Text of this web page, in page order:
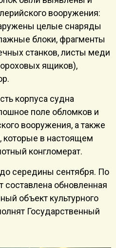
вооружения:
целые снаряды
блоки, фрагменты
станков, листы меди
ящиков),
корпуса судна
поле обломков и
вооружения, а также
которые в настоящем
конгломерат.
середины сентября. По
составлена обновленная
объект культурного
Государственный